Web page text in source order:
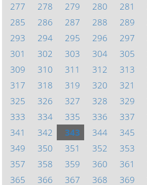
277
278 279 280 281
285
286 287 288 289
293
294 295 296 297
301
302 303 304 305
309
310 311 312 313
317
318 319 320 321
325
326 327 328 329
333
334 335 336 337
341
342 343 344 345
349
350 351 352 353
357
358 359 360 361
365
366 367 368 369